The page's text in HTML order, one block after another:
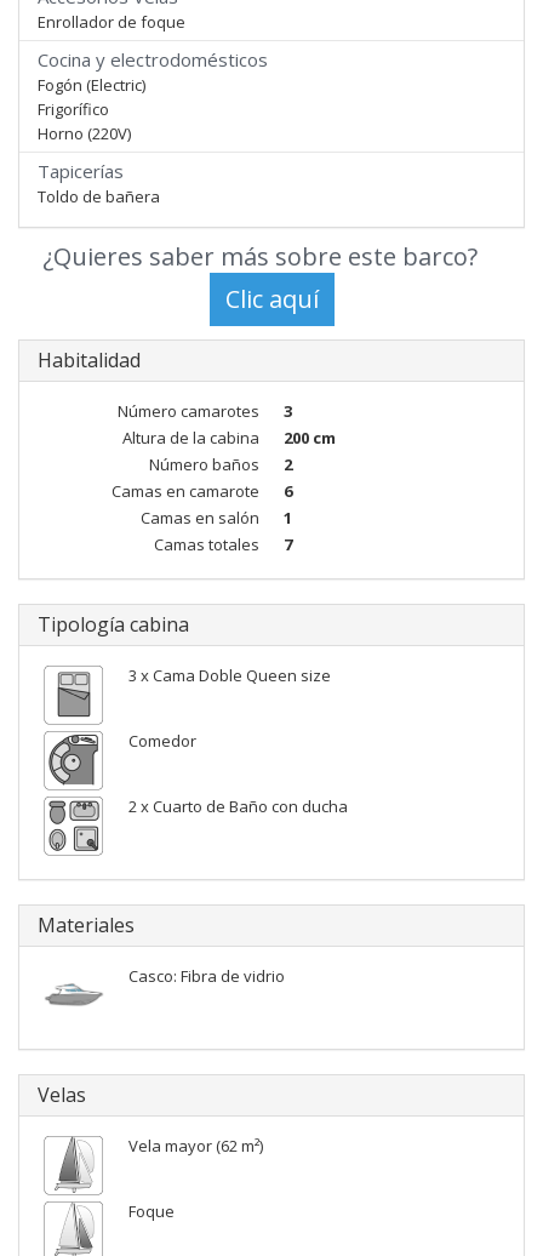
Enrollador de foque
Cocina y electrodomésticos
Fogón (Electric)
Frigorífico
Horno (220V)
Tapicerías
Toldo de bañera
¿Quieres saber más sobre este barco?
Habitalidad
Número camarotes
3
Altura de la cabina
200 cm
Número baños
2
Camas en camarote
6
Camas en salón
1
Camas totales
7
Tipología cabina
3 x Cama Doble Queen size
Comedor
2 x Cuarto de Baño con ducha
Materiales
Casco: Fibra de vidrio
Velas
Vela mayor (62 m²)
Foque